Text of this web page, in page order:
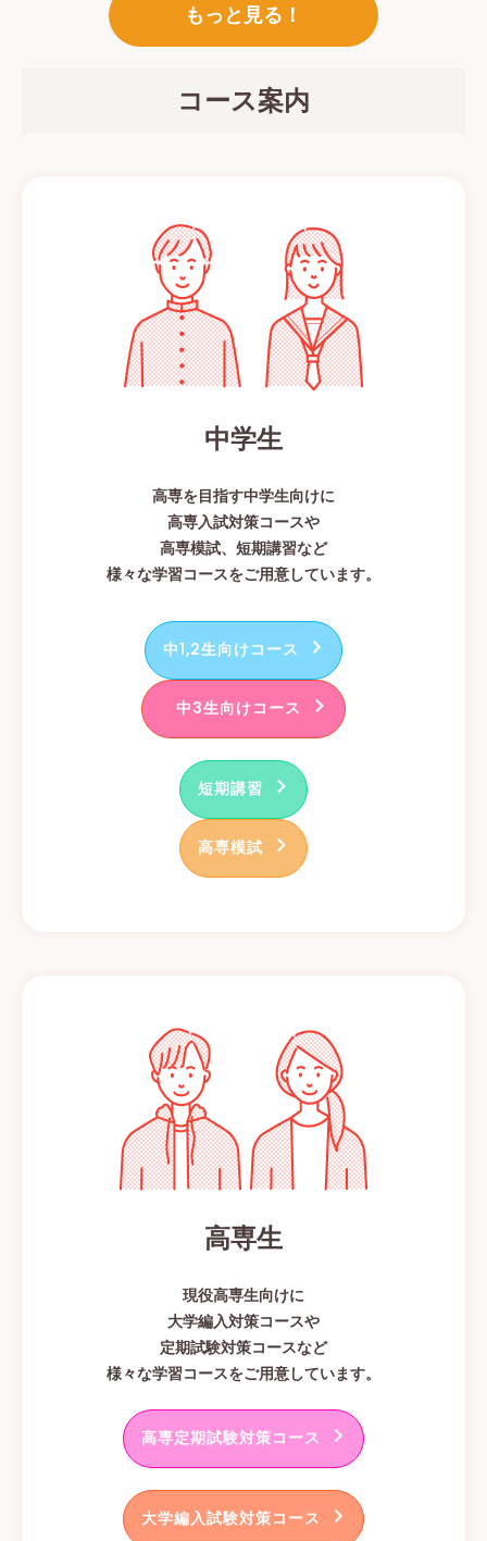
もっと見る！
コース案内
中学生
高専を目指す中学生向けに
高専入試対策コースや
高専模試、短期講習など
様々な学習コースをご用意しています。
中1,2生向けコース
中3生向けコース
短期講習
高専模試
高専生
現役高専生向けに
大学編入対策コースや
定期試験対策コースなど
様々な学習コースをご用意しています。
高専定期試験対策コース
大学編入試験対策コース